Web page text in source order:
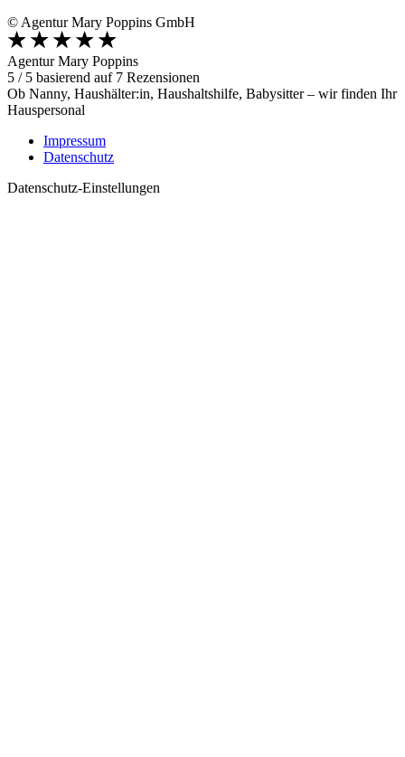
© Agentur Mary Poppins GmbH
Agentur Mary Poppins
5 / 5 basierend auf 7 Rezensionen
Ob Nanny, Haushälter:in, Haushaltshilfe, Babysitter – wir finden Ihr
Hauspersonal
Impressum
Datenschutz
Datenschutz-Einstellungen